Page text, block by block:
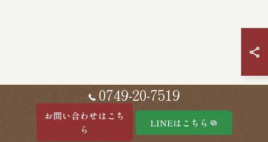
0749-20-7519
お問い合わせはこち
ら
LINEはこちら